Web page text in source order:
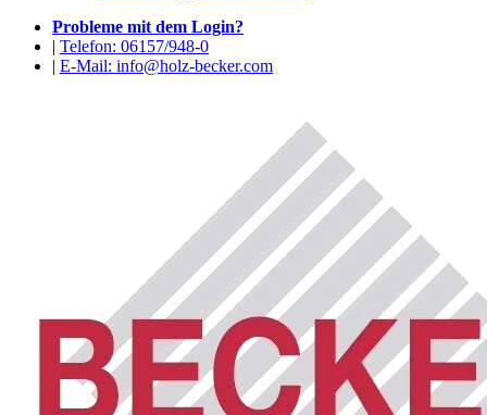
Probleme mit dem Login?
| Telefon: 06157/948-0
| E-Mail: info@holz-becker.com